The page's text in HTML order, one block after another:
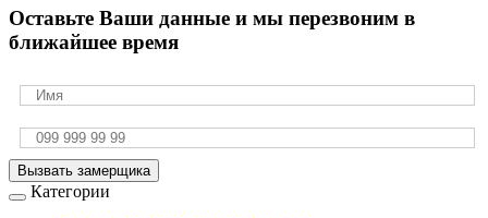
Оставьте Ваши данные и мы перезвоним в
ближайшее время
Вызвать замерщика
Категории